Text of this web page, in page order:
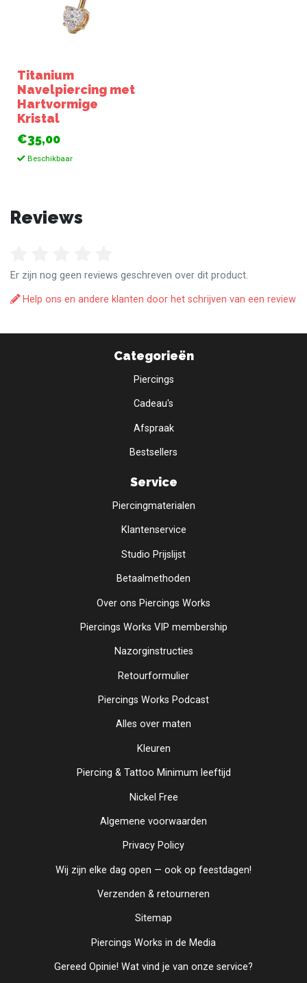
Titanium
Navelpiercing met
Hartvormige
Kristal
€35,00
Beschikbaar
Reviews
Er zijn nog geen reviews geschreven over dit product.
Help ons en andere klanten door het schrijven van een review
Categorieën
Piercings
Cadeau's
Afspraak
Bestsellers
Service
Piercingmaterialen
Klantenservice
Studio Prijslijst
Betaalmethoden
Over ons Piercings Works
Piercings Works VIP membership
Nazorginstructies
Retourformulier
Piercings Works Podcast
Alles over maten
Kleuren
Piercing & Tattoo Minimum leeftijd
Nickel Free
Algemene voorwaarden
Privacy Policy
Wij zijn elke dag open — ook op feestdagen!
Verzenden & retourneren
Sitemap
Piercings Works in de Media
Gereed Opinie! Wat vind je van onze service?